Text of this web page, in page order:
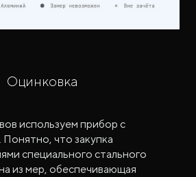
Оцинковка
используем прибор с
что закупка
специального стального
из мер, обеспечивающая